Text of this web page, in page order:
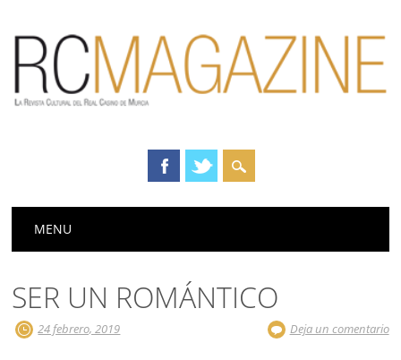
Menú principal
MENU
SER UN ROMÁNTICO
24 febrero, 2019 Deja un comentario